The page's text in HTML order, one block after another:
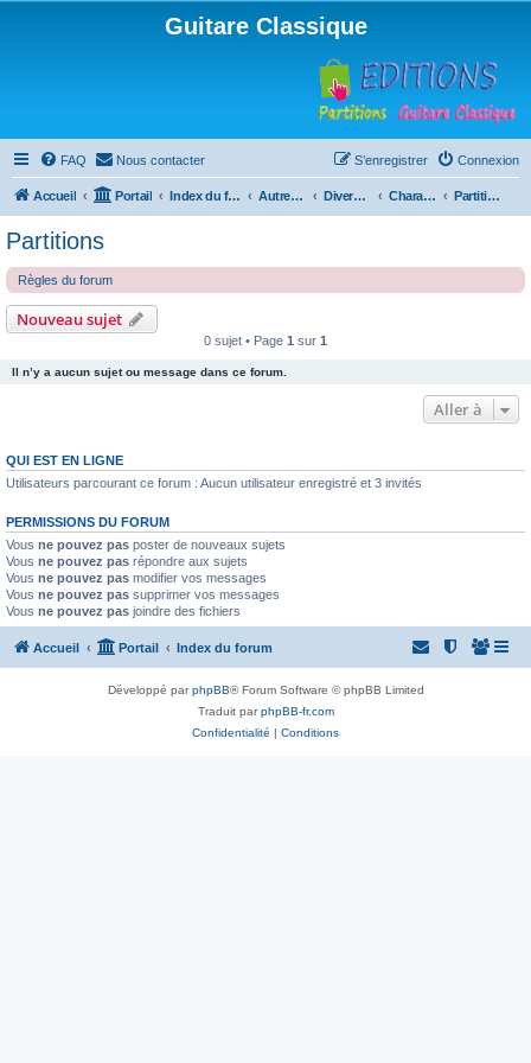
Guitare Classique
FAQ Nous contacter Connexion
S’enregistrer
Accueil Portail Index du forum Autres instruments à cordes pincées, ou styles Divers instruments Charango Partitions
Partitions
Règles du forum
Nouveau sujet
0 sujet • Page 1 sur 1
Il n’y a aucun sujet ou message dans ce forum.
Aller à
QUI EST EN LIGNE
Utilisateurs parcourant ce forum : Aucun utilisateur enregistré et 3 invités
PERMISSIONS DU FORUM
Vous ne pouvez pas poster de nouveaux sujets
Vous ne pouvez pas répondre aux sujets
Vous ne pouvez pas modifier vos messages
Vous ne pouvez pas supprimer vos messages
Vous ne pouvez pas joindre des fichiers
Accueil Portail Index du forum
Développé parphpBB® Forum Software © phpBB Limited
Traduit parphpBB-fr.com
Confidentialité | Conditions